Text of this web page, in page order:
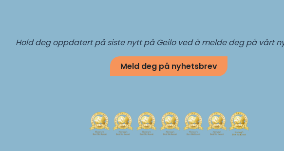
Hold deg oppdatert på siste nytt på Geilo ved å melde deg på vårt
Meld deg på nyhetsbrev